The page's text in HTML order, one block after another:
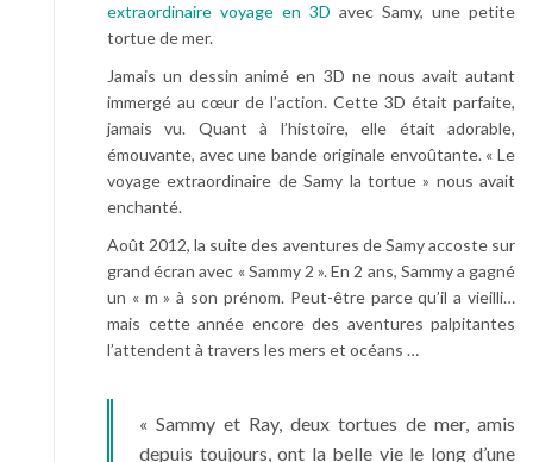
extraordinaire voyage en 3D avec Samy, une petite
tortue de mer.
Jamais un dessin animé en 3D ne nous avait autant
immergé au cœur de l’action. Cette 3D était parfaite,
jamais vu. Quant à l’histoire, elle était adorable,
émouvante, avec une bande originale envoûtante. « Le
voyage extraordinaire de Samy la tortue » nous avait
enchanté.
Août 2012, la suite des aventures de Samy accoste sur
grand écran avec « Sammy 2 ». En 2 ans, Sammy a gagné
un « m » à son prénom. Peut-être parce qu’il a vieilli…
mais cette année encore des aventures palpitantes
l’attendent à travers les mers et océans …
« Sammy et Ray, deux tortues de mer, amis
depuis toujours, ont la belle vie le long d’une